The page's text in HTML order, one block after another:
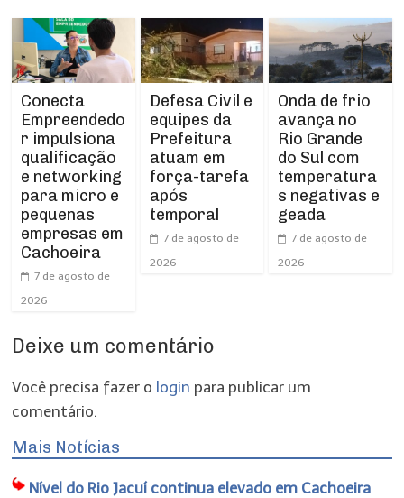
Conecta
Empreendedo
r impulsiona
qualificação
e networking
para micro e
pequenas
empresas em
Cachoeira
7 de agosto de
2026
Defesa Civil e
equipes da
Prefeitura
atuam em
força-tarefa
após
temporal
7 de agosto de
2026
Onda de frio
avança no
Rio Grande
do Sul com
temperatura
s negativas e
geada
7 de agosto de
2026
Deixe um comentário
Você precisa fazer o login para publicar um
comentário.
Mais Notícias
Nível do Rio Jacuí continua elevado em Cachoeira